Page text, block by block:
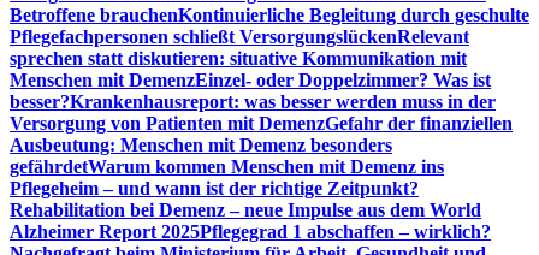
Betroffene brauchenKontinuierliche Begleitung durch geschulte
Pflegefachpersonen schließt VersorgungslückenRelevant
sprechen statt diskutieren: situative Kommunikation mit
Menschen mit DemenzEinzel- oder Doppelzimmer? Was ist
besser?Krankenhausreport: was besser werden muss in der
Versorgung von Patienten mit DemenzGefahr der finanziellen
Ausbeutung: Menschen mit Demenz besonders
gefährdetWarum kommen Menschen mit Demenz ins
Pflegeheim – und wann ist der richtige Zeitpunkt?
Rehabilitation bei Demenz – neue Impulse aus dem World
Alzheimer Report 2025Pflegegrad 1 abschaffen – wirklich?